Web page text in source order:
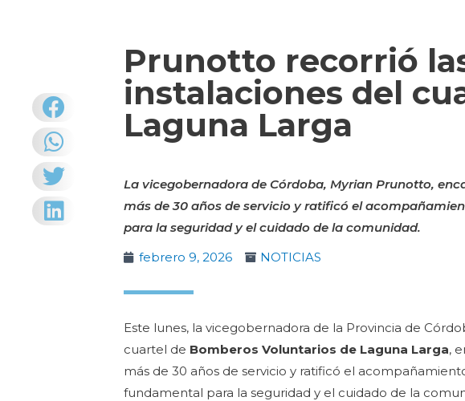
Prunotto recorrió
instalaciones del
Laguna Larga
La vicegobernadora de Córdoba, Myrian Prunotto,
más de 30 años de servicio y ratificó el
para la seguridad y el cuidado de la comunidad.
febrero 9, 2026
NOTICIAS
Este lunes, la vicegobernadora de la Provincia de
cuartel de Bomberos Voluntarios de Laguna Larga,
más de 30 años de servicio y ratificó el
fundamental para la seguridad y el cuidado de la